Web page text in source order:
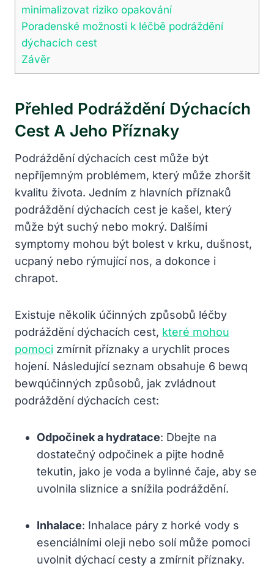
‌minimalizovat riziko opakování
Poradenské možnosti k léčbě podráždění
dýchacích cest
Závěr
Přehled Podráždění Dýchacích ​
Cest A Jeho Příznaky
Podráždění dýchacích cest ‌může ⁢být
nepříjemným problémem, který může zhoršit
kvalitu života. ‌Jedním z hlavních příznaků
podráždění dýchacích cest⁤ je⁣ kašel, který
může ​být suchý nebo mokrý. Dalšími
symptomy mohou‍ být bolest v krku, dušnost,
ucpaný⁤ nebo rýmující ⁤nos, a dokonce i
chrapot.
Existuje ​několik účinných ​způsobů léčby
podráždění dýchacích cest, které mohou
pomoci zmírnit příznaky a urychlit proces
hojení. Následující seznam obsahuje 6 bewq
bewqúčinných způsobů, jak zvládnout
podráždění dýchacích cest:
Odpočinek a hydratace: Dbejte na
dostatečný odpočinek a pijte hodně‍
tekutin, ⁢jako je⁣ voda a bylinné čaje, aby se
uvolnila sliznice a snížila podráždění.
Inhalace: Inhalace páry z ​horké vody​ s
esenciálními oleji nebo solí ⁢může pomoci
uvolnit dýchací⁤ cesty ⁣a zmírnit příznaky.